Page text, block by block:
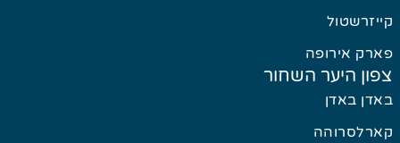
קייזרשטול
פארק אירופה
צפון היער השחור
באדן באדן
קארלסרוהה